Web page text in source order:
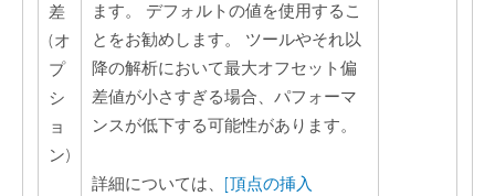
差
(オ
プ
シ
ョ
ン)
ます。 デフォルトの値を使用するこ
とをお勧めします。 ツールやそれ以
降の解析において最大オフセット偏
差値が小さすぎる場合、パフォーマ
ンスが低下する可能性があります。
詳細については、 [頂点の挿入